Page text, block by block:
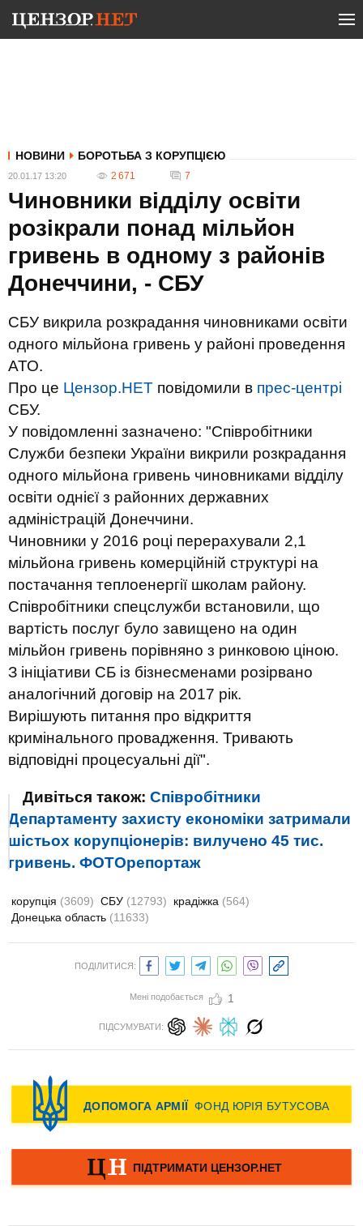
НОВИНИ БОРОТЬБА З КОРУПЦІЄЮ
20.01.17 13:20 2 671 7
Чиновники відділу освіти
розікрали понад мільйон
гривень в одному з районів
Донеччини, - СБУ
СБУ викрила розкрадання чиновниками освіти
одного мільйона гривень у районі проведення
АТО.
Про це Цензор.НЕТ повідомили в прес-центрі
СБУ.
У повідомленні зазначено: "Співробітники
Служби безпеки України викрили розкрадання
одного мільйона гривень чиновниками відділу
освіти однієї з районних державних
адміністрацій Донеччини.
Чиновники у 2016 році перерахували 2,1
мільйона гривень комерційній структурі на
постачання теплоенергії школам району.
Співробітники спецслужби встановили, що
вартість послуг було завищено на один
мільйон гривень порівняно з ринковою ціною.
З ініціативи СБ із бізнесменами розірвано
аналогічний договір на 2017 рік.
Вирішують питання про відкриття
кримінального провадження. Тривають
відповідні процесуальні дії".
Дивіться також: Співробітники
Департаменту захисту економіки затримали
шістьох корупціонерів: вилучено 45 тис.
гривень. ФОТОрепортаж
корупція (3609) СБУ (12793) крадіжка (564)
Донецька область (11633)
ПОДІЛИТИСЯ:
Мені подобається 1
ПІДСУМУВАТИ: